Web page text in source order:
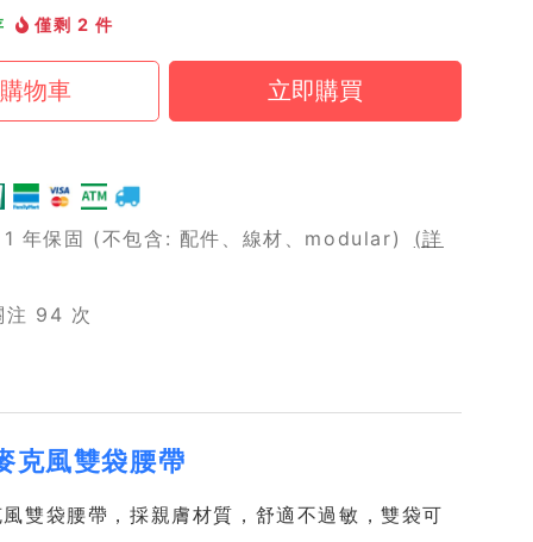
僅剩 2 件
年保固 (不包含: 配件、線材、modular) (詳
注 94 次
風雙袋腰帶
袋腰帶，採親膚材質，舒適不過敏，雙袋可